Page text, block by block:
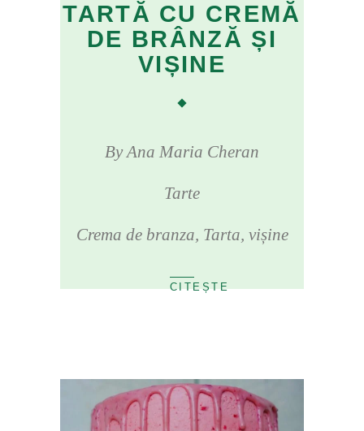
TARTĂ CU CREMĂ
DE BRÂNZĂ ȘI
VIȘINE
ByAna Maria Cheran
Tarte
Crema de branza, Tarta, vișine